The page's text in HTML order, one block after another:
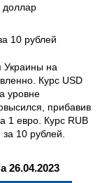
доллар
10 рублей
Украины на
Курс USD
уровне
прибавив
1 евро. Курс RUB
10 рублей.